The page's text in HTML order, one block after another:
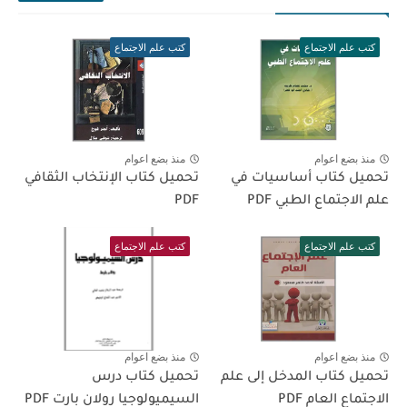
كتب علم الاجتماع
منذ بضع اعوام
تحميل كتاب أساسيات في
علم الاجتماع الطبي PDF
كتب علم الاجتماع
منذ بضع اعوام
تحميل كتاب الإنتخاب الثقافي
PDF
كتب علم الاجتماع
منذ بضع اعوام
تحميل كتاب المدخل إلى علم
الاجتماع العام PDF
كتب علم الاجتماع
منذ بضع اعوام
تحميل كتاب درس
السيميولوجيا رولان بارت PDF